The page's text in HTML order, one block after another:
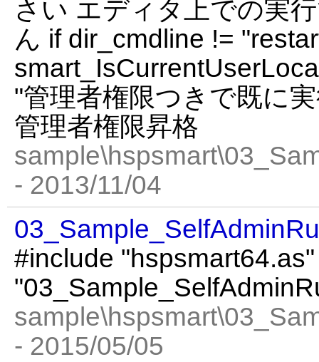
さい エディタ上での実
ん if dir_cmdline !=
"管理者権限つきで既に
管理者権限昇格
- 2013/11/04
#include
- 2015/05/05